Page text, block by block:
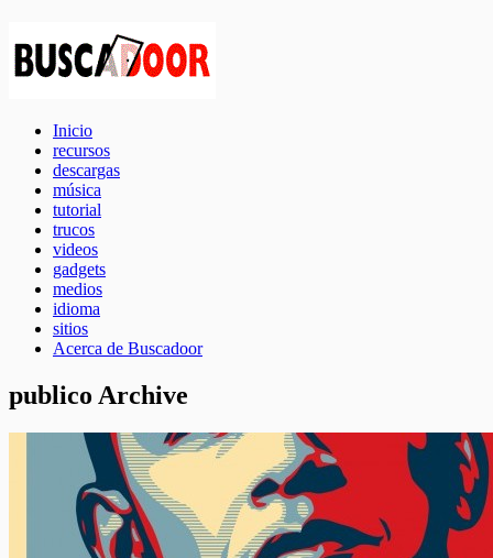
Inicio
recursos
descargas
música
tutorial
trucos
videos
gadgets
medios
idioma
sitios
Acerca de Buscadoor
publico Archive